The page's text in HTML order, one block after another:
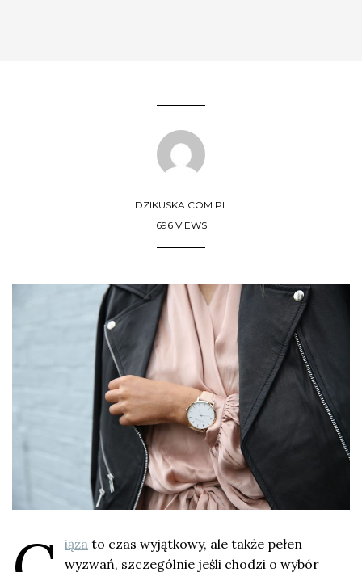
DZIKUSKA.COM.PL
696 VIEWS
iąża to czas wyjątkowy, ale także pełen
wyzwań, szczególnie jeśli chodzi o wybór